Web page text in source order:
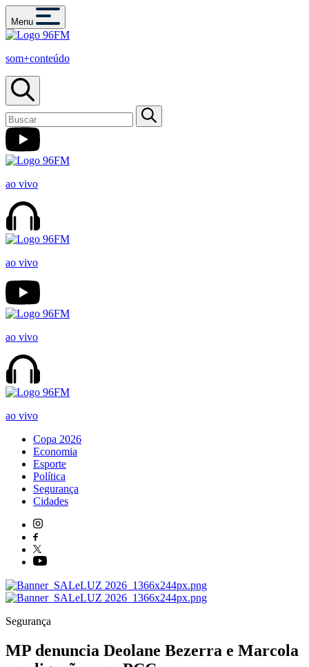
Menu
som+conteúdo
ao vivo
ao vivo
ao vivo
ao vivo
Copa 2026
Economia
Esporte
Política
Segurança
Cidades
Segurança
MP denuncia Deolane Bezerra e Marcola